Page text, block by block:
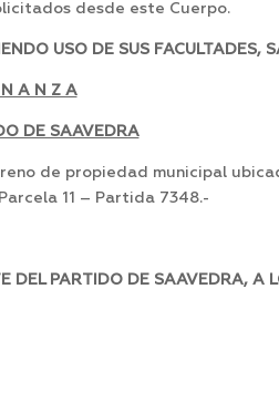
desde este Cuerpo.
USO DE SUS FACULTADES,
A N Z A
DE SAAVEDRA
de propiedad municipal
11 – Partida 7348.-
DEL PARTIDO DE SAAVEDRA, A